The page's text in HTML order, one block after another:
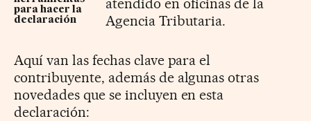
para hacer la
declaración
Agencia Tributaria.
Aquí van las fechas clave para el
contribuyente, además de algunas otras
novedades que se incluyen en esta
declaración: